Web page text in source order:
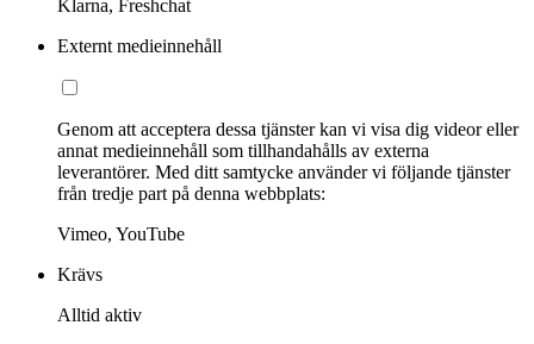
Klarna, Freshchat
Externt medieinnehåll
Genom att acceptera dessa tjänster kan vi visa dig videor eller
annat medieinnehåll som tillhandahålls av externa
leverantörer. Med ditt samtycke använder vi följande tjänster
från tredje part på denna webbplats:
Vimeo, YouTube
Krävs
Alltid aktiv